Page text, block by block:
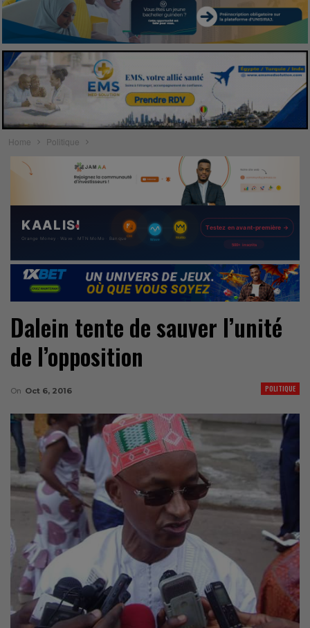
Home Politique
Dalein tente de sauver l’unité
de l’opposition
POLITIQUE
On Oct 6, 2016